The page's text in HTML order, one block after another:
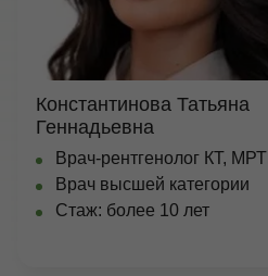
Константинова Татьяна
Геннадьевна
Врач-рентгенолог КТ, МРТ
Врач высшей категории
Стаж: более 10 лет